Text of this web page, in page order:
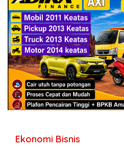
Ekonomi Bisnis